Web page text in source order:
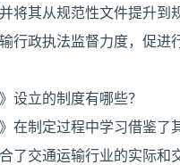
将其从规范性文件提升到
行政执法监督力度，促进
设立的制度有哪些？
在制定过程中学习借鉴了
了交通运输行业的实际和